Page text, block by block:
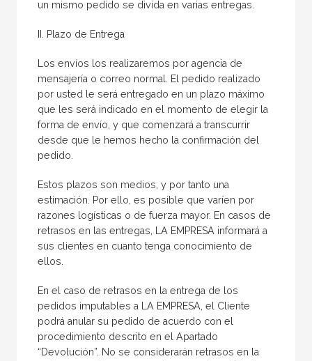
un mismo pedido se divida en varias entregas.
II. Plazo de Entrega
Los envíos los realizaremos por agencia de
mensajería o correo normal. El pedido realizado
por usted le será entregado en un plazo máximo
que les será indicado en el momento de elegir la
forma de envío, y que comenzará a transcurrir
desde que le hemos hecho la confirmación del
pedido.
Estos plazos son medios, y por tanto una
estimación. Por ello, es posible que varíen por
razones logísticas o de fuerza mayor. En casos de
retrasos en las entregas, LA EMPRESA informará a
sus clientes en cuanto tenga conocimiento de
ellos.
En el caso de retrasos en la entrega de los
pedidos imputables a LA EMPRESA, el Cliente
podrá anular su pedido de acuerdo con el
procedimiento descrito en el Apartado
“Devolución”. No se considerarán retrasos en la